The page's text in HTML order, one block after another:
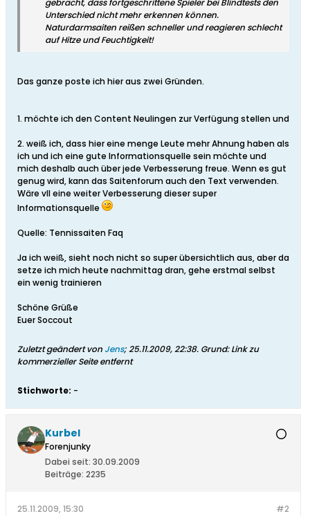
gebracht, dass fortgeschrittene Spieler bei Blindtests den
Unterschied nicht mehr erkennen können.
Naturdarmsaiten reißen schneller und reagieren schlecht
auf Hitze und Feuchtigkeit!
Das ganze poste ich hier aus zwei Gründen.
1. möchte ich den Content Neulingen zur Verfügung stellen und
2. weiß ich, dass hier eine menge Leute mehr Ahnung haben als
ich und ich eine gute Informationsquelle sein möchte und
mich deshalb auch über jede Verbesserung freue. Wenn es gut
genug wird, kann das Saitenforum auch den Text verwenden.
Wäre vll eine weiter Verbesserung dieser super
Informationsquelle
Quelle: Tennissaiten Faq
Ja ich weiß, sieht noch nicht so super übersichtlich aus, aber da
setze ich mich heute nachmittag dran, gehe erstmal selbst
ein wenig trainieren
Schöne Grüße
Euer Soccout
Zuletzt geändert von Jens;25.11.2009, 22:38. Grund:Link zu
kommerzieller Seite entfernt
Stichworte: -
Kurbel
Forenjunky
Dabei seit: 30.09.2009
Beiträge: 2235
#2
25.11.2009, 15:30